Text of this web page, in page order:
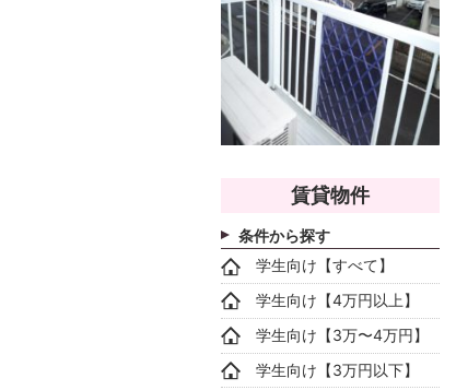
賃貸物件
条件から探す
学生向け【すべて】
学生向け【4万円以上】
学生向け【3万〜4万円】
学生向け【3万円以下】